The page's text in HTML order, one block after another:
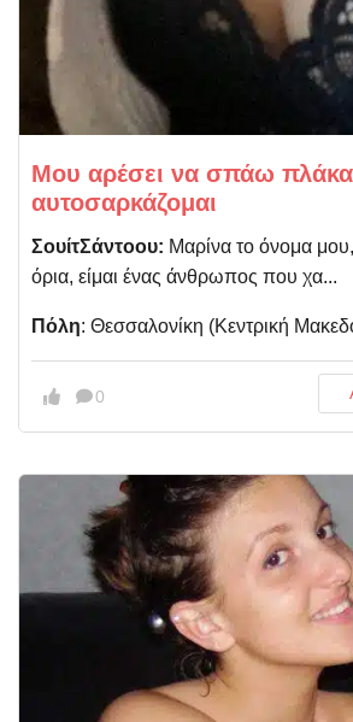
Μου αρέσει να σπάω πλάκα
αυτοσαρκάζομαι
ΣουίτΣάντοου: Μαρίνα το όνομα
όρια, είμαι ένας άνθρωπος που χα...
Πόλη: Θεσσαλονίκη (Kεντρική
0